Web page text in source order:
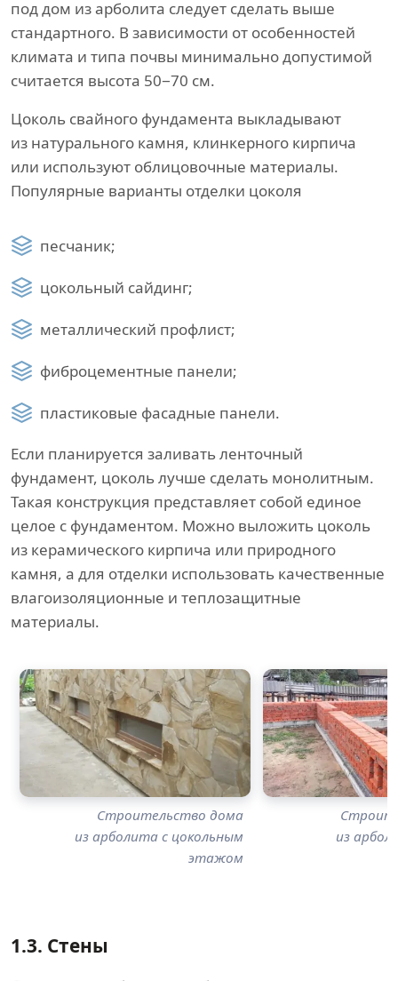
под дом из арболита следует сделать выше
стандартного. В зависимости от особенностей
климата и типа почвы минимально допустимой
считается высота 50−70 см.
Цоколь свайного фундамента выкладывают
из натурального камня, клинкерного кирпича
или используют облицовочные материалы.
Популярные варианты отделки цоколя
песчаник;
цокольный сайдинг;
металлический профлист;
фиброцементные панели;
пластиковые фасадные панели.
Если планируется заливать ленточный
фундамент, цоколь лучше сделать монолитным.
Такая конструкция представляет собой единое
целое с фундаментом. Можно выложить цоколь
из керамического кирпича или природного
камня, а для отделки использовать качественные
влагоизоляционные и теплозащитные
материалы.
Строительство дома
из арболита с цокольным
этажом
из
1.3. Стены